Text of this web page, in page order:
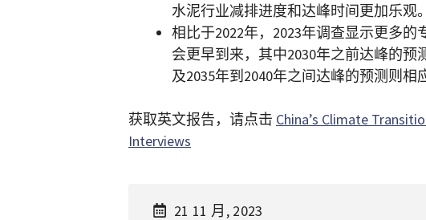
水泥行业减排进度和达峰时间更加乐观。
相比于2022年，2023年调查显示更多
会更早到来，其中2030年之前达峰的预
及2035年到2040年之间达峰的预测则相
获取英文报告，请点击 China’s Climate
Interviews
21 11 月, 2023